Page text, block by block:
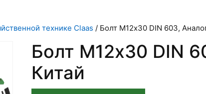
технике Claas / Болт М12х30 DIN 603,
Болт М12х30 DIN
Китай